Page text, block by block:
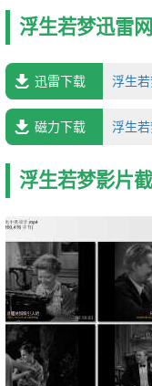
面对经济不景气打击的美
影片勇夺当年金像奖最
成功。◎获奖情况 第
拉 最佳女配角(提名)
约瑟夫·沃克 最佳剪辑(
浮生若梦迅雷
迅雷下载 浮生
磁力下载 浮生
浮生若梦影片